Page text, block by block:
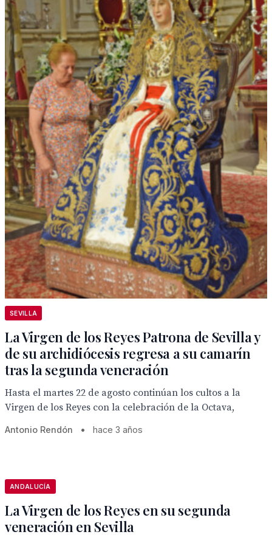
SEVILLA
La Virgen de los Reyes Patrona de Sevilla y
de su archidiócesis regresa a su camarín
tras la segunda veneración
Hasta el martes 22 de agosto continúan los cultos a la
Virgen de los Reyes con la celebración de la Octava,
Antonio Rendón • hace 3 años
ANDALUCÍA
La Virgen de los Reyes en su segunda
veneración en Sevilla